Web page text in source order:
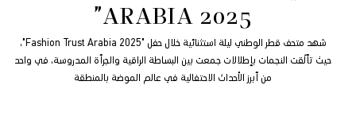
ARABIA 2025”
شهد متحف قطر الوطني ليلة استثنائية خلال حفل "Fashion Trust Arabia 2025"،
حيث تألّقت النجمات بإطلالات جمعت بين البساطة الراقية والجرأة المدروسة، في واحد
من أبرز الأحداث الاحتفالية في عالم الموضة بالمنطقة